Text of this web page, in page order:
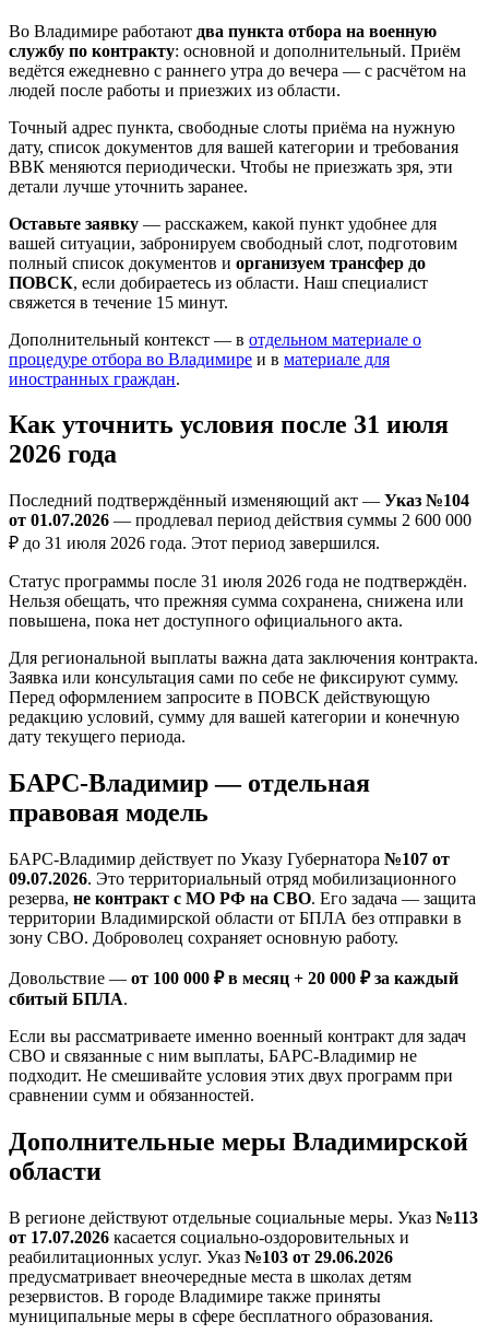
Во Владимире работают два пункта отбора на военную
службу по контракту: основной и дополнительный. Приём
ведётся ежедневно с раннего утра до вечера — с расчётом на
людей после работы и приезжих из области.
Точный адрес пункта, свободные слоты приёма на нужную
дату, список документов для вашей категории и требования
ВВК меняются периодически. Чтобы не приезжать зря, эти
детали лучше уточнить заранее.
Оставьте заявку — расскажем, какой пункт удобнее для
вашей ситуации, забронируем свободный слот, подготовим
полный список документов и организуем трансфер до
ПОВСК, если добираетесь из области. Наш специалист
свяжется в течение 15 минут.
Дополнительный контекст — в отдельном материале о
процедуре отбора во Владимире и в материале для
иностранных граждан.
Как уточнить условия после 31 июля
2026 года
Последний подтверждённый изменяющий акт — Указ №104
от 01.07.2026 — продлевал период действия суммы 2 600 000
₽ до 31 июля 2026 года. Этот период завершился.
Статус программы после 31 июля 2026 года не подтверждён.
Нельзя обещать, что прежняя сумма сохранена, снижена или
повышена, пока нет доступного официального акта.
Для региональной выплаты важна дата заключения контракта.
Заявка или консультация сами по себе не фиксируют сумму.
Перед оформлением запросите в ПОВСК действующую
редакцию условий, сумму для вашей категории и конечную
дату текущего периода.
БАРС-Владимир — отдельная
правовая модель
БАРС-Владимир действует по Указу Губернатора №107 от
09.07.2026. Это территориальный отряд мобилизационного
резерва, не контракт с МО РФ на СВО. Его задача — защита
территории Владимирской области от БПЛА без отправки в
зону СВО. Доброволец сохраняет основную работу.
Довольствие — от 100 000 ₽ в месяц + 20 000 ₽ за каждый
сбитый БПЛА.
Если вы рассматриваете именно военный контракт для задач
СВО и связанные с ним выплаты, БАРС-Владимир не
подходит. Не смешивайте условия этих двух программ при
сравнении сумм и обязанностей.
Дополнительные меры Владимирской
области
В регионе действуют отдельные социальные меры. Указ №113
от 17.07.2026 касается социально-оздоровительных и
реабилитационных услуг. Указ №103 от 29.06.2026
предусматривает внеочередные места в школах детям
резервистов. В городе Владимире также приняты
муниципальные меры в сфере бесплатного образования.